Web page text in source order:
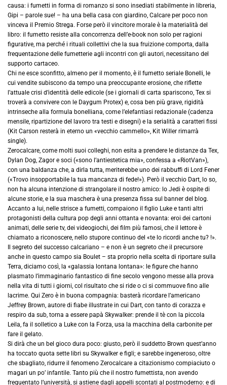
causa: i fumetti in forma di romanzo si sono insediati stabilmente in libreria,
Gipi – parole sue! – ha una bella casa con giardino, Calcare per poco non
vinceva il Premio Strega. Forse però il vincitore morale è la materialità del
libro: il fumetto resiste alla concorrenza dell’e-book non solo per ragioni
figurative, ma perché i rituali collettivi che la sua fruizione comporta, dalla
frequentazione delle fumetterie agli incontri con gli autori, necessitano del
supporto cartaceo.
Chi ne esce sconfitto, almeno per il momento, è il fumetto seriale Bonelli, le
cui vendite subiscono da tempo una preoccupante erosione, che riflette
l’attuale crisi d’identità delle edicole (se i giornali di carta spariscono, Tex si
troverà a convivere con le Daygum Protex) e, cosa ben più grave, rigidità
intrinseche alla formula bonelliana, come l’elefantiasi redazionale (cadenza
mensile, ripartizione del lavoro tra testi e disegni) e la serialità a caratteri fissi
(Kit Carson resterà in eterno un «vecchio cammello», Kit Willer rimarrà
single).
Zerocalcare, come molti suoi colleghi, non esita a prendere le distanze da Tex,
Dylan Dog, Zagor e soci («sono l’antiestetica mia», confessa a «RiotVan»),
con una baldanza che, a dirla tutta, meriterebbe uno dei rabbuffi di Lord Fener
(«Trovo insopportabile la tua mancanza di fede!»). Però il vecchio Dart, lo so,
non ha alcuna intenzione di strangolare il nostro amico: lo Jedi è ospite di
alcune storie, e la sua maschera è una presenza fissa sul banner del blog.
Accanto a lui, nelle strisce a fumetti, compaiono il figlio Luke e tanti altri
protagonisti della cultura pop degli anni ottanta e novanta: eroi dei cartoni
animati, delle serie tv, dei videogiochi, dei film più famosi, che il lettore è
chiamato a riconoscere, nello stupore continuo del «te lo ricordi anche tu? !».
Il segreto del successo calcariano – e non è un segreto che il precursore
anche in questo campo sia Boulet – sta proprio nella scelta di riportare sulla
Terra, diciamo così, la «galassia lontana lontana»: le figure che hanno
plasmato l’immaginario fantastico di fine secolo vengono messe alla prova
nella vita di tutti i giorni, col risultato che si ride o ci si commuove fino alle
lacrime. Qui Zero è in buona compagnia: basterà ricordare l’americano
Jeffrey Brown, autore di fiabe illustrate in cui Dart, con tanto di corazza e
respiro da sub, torna a essere papà Skywalker: prende il tè con la piccola
Leila, fa il solletico a Luke con la Forza, usa la macchina della carbonite per
fare il gelato.
Si dirà che un bel gioco dura poco: giusto, però il suddetto Brown quest’anno
ha toccato quota sette libri su Skywalker e figli; e sarebbe ingeneroso, oltre
che sbagliato, ridurre il fenomeno Zerocalcare a citazionismo compiaciuto o
magari un po’ infantile. Tanto più che il nostro fumettista, non avendo
frequentato l’università, si astiene dagli appelli scontati al postmoderno: e di